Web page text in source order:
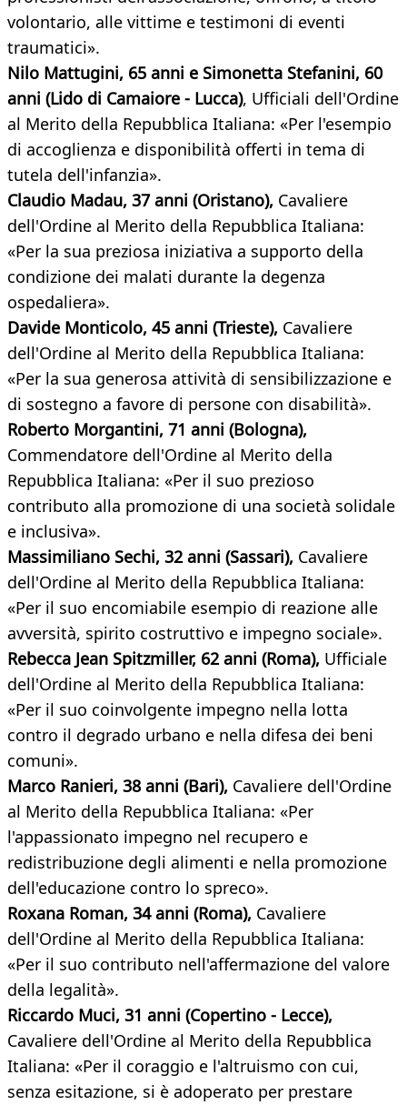
volontario, alle vittime e testimoni di eventi
traumatici».
Nilo Mattugini, 65 anni e Simonetta Stefanini, 60
anni (Lido di Camaiore - Lucca), Ufficiali dell'Ordine
al Merito della Repubblica Italiana: «Per l'esempio
di accoglienza e disponibilità offerti in tema di
tutela dell'infanzia».
Claudio Madau, 37 anni (Oristano), Cavaliere
dell'Ordine al Merito della Repubblica Italiana:
«Per la sua preziosa iniziativa a supporto della
condizione dei malati durante la degenza
ospedaliera».
Davide Monticolo, 45 anni (Trieste), Cavaliere
dell'Ordine al Merito della Repubblica Italiana:
«Per la sua generosa attività di sensibilizzazione e
di sostegno a favore di persone con disabilità».
Roberto Morgantini, 71 anni (Bologna),
Commendatore dell'Ordine al Merito della
Repubblica Italiana: «Per il suo prezioso
contributo alla promozione di una società solidale
e inclusiva».
Massimiliano Sechi, 32 anni (Sassari), Cavaliere
dell'Ordine al Merito della Repubblica Italiana:
«Per il suo encomiabile esempio di reazione alle
avversità, spirito costruttivo e impegno sociale».
Rebecca Jean Spitzmiller, 62 anni (Roma), Ufficiale
dell'Ordine al Merito della Repubblica Italiana:
«Per il suo coinvolgente impegno nella lotta
contro il degrado urbano e nella difesa dei beni
comuni».
Marco Ranieri, 38 anni (Bari), Cavaliere dell'Ordine
al Merito della Repubblica Italiana: «Per
l'appassionato impegno nel recupero e
redistribuzione degli alimenti e nella promozione
dell'educazione contro lo spreco».
Roxana Roman, 34 anni (Roma), Cavaliere
dell'Ordine al Merito della Repubblica Italiana:
«Per il suo contributo nell'affermazione del valore
della legalità».
Riccardo Muci, 31 anni (Copertino - Lecce),
Cavaliere dell'Ordine al Merito della Repubblica
Italiana: «Per il coraggio e l'altruismo con cui,
senza esitazione, si è adoperato per prestare